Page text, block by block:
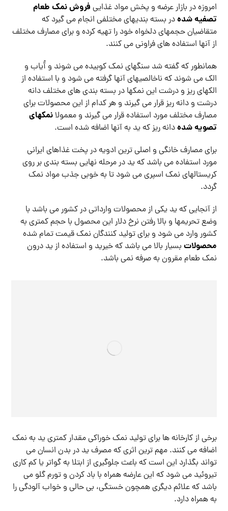
امروزه در بازار عرضه و پخش مواد غذایی فروش نمک طعام
تصفیه شدهدر بسته بندیهای مختلفی انجام می گیرد که
متقاضیان حجمهای دلخواه خود را تهیه کرده و برای مصارف مختلف
از آنها استفاده های فراونی می کنند.
همانطور که گفته شد سنگهای نمک کوبیده می شوند و آُیاب و
الک می شوند که ناخالصیهای آنها گرفته می شود و با استفاده از
الکهای ریز و درشت این نمکها در بسته بندی های مختلف دانه
درشت و دانه ریز قرار می گیرند و هر کدام از این محصولات برای
مصارف مختلف مورد استفاده قرار می گیرند و معمولانمکهای
تصویه شدهدانه ریز که ید به آنها اضافه شده است.
برای مصارف خانگی و اصلی ترین ادویه در پخت غذاهای ایرانی
مورد استفاده می باشد که ید در مرحله نهایی بسته بندی بر روی
کریستالهای نمک اسپری می شود تا به خوبی جذب مواد نمک
گردد.
از آنجایی که ید یکی از محصولات وارداتی در کشور می باشد با
وضع تحریمها و بالا رفتن نرخ دلار این محصول با حجم کمتری به
کشور وارد می شود و برای تولید کنندگان نمک قیمت تمام شده
محصولات بسیار بالا می باشد که خیرید و استفاده از ید درون
نمک طعام مقرون به صرفه نمی باشد.
برخی از کارخانه ها برای تولید نمک خوراکی مقدار کمتری ید به نمک
اضافه می کنند. مهم ترین اثری که مصرف ید در بدن انسان می
تواند بگذارد این است که باعث جلوگیری از ابتلا به گواتر یا کم کاری
تیروئید می شود که این عارضه همراه با باد کردن و تورم گلو می
باشد که علائم دیگری همچون خستگی، بی حالی و خواب آلودگی را
به همراه دارد.